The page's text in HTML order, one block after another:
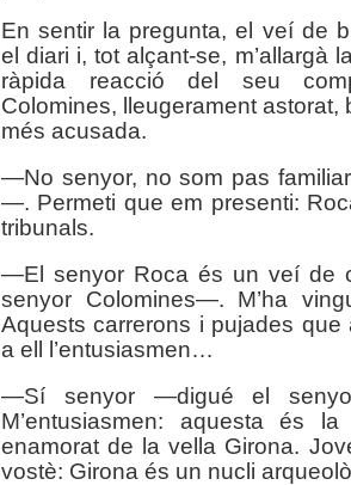
En sentir la pregunta, el veí de
el diari i, tot alçant-se, m’allargà
ràpida reacció del seu
Colomines, lleugerament astorat,
més acusada.
—No senyor, no som pas
—. Permeti que em presenti:
tribunals.
—El senyor Roca és un veí de
senyor Colomines—. M’ha
Aquests carrerons i pujades que
a ell l’entusiasmen…
—Sí senyor —digué el
M’entusiasmen: aquesta és
enamorat de la vella Girona.
vostè: Girona és un nucli